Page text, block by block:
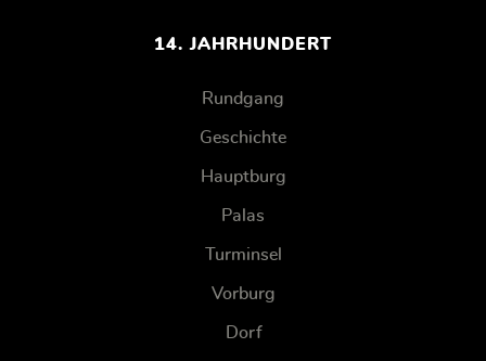
14. JAHRHUNDERT
Rundgang
Geschichte
Hauptburg
Palas
Turminsel
Vorburg
Dorf